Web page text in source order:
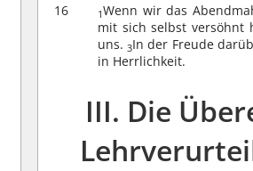
16
1Wenn wir das
mit sich selbst versöhnt
uns.3In der Freude
in Herrlichkeit.
III. Die